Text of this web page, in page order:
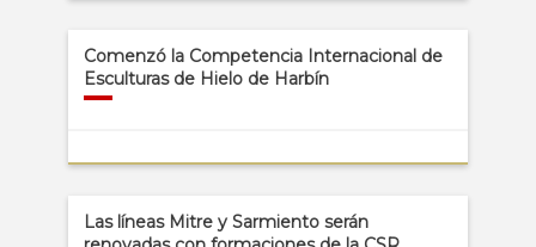
Comenzó la Competencia Internacional de
Esculturas de Hielo de Harbín
Las líneas Mitre y Sarmiento serán